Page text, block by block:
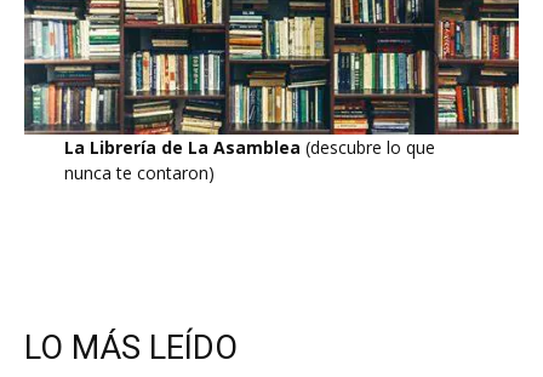
La Librería de La Asamblea (descubre lo que
nunca te contaron)
LO MÁS LEÍDO